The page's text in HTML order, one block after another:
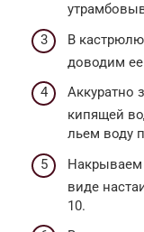
В
доводим
Аккуратно
кипящей
льем воду
Накрываем
виде
10.